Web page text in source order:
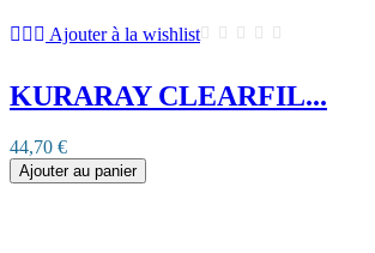
Ajouter à la wishlist
KURARAY CLEARFIL...
44,70 €
Ajouter au panier